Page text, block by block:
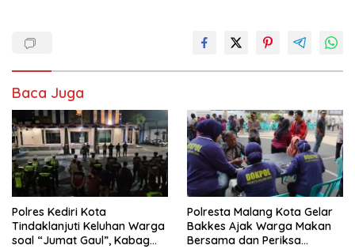
Baca Juga
Polres Kediri Kota
Tindaklanjuti Keluhan Warga
soal “Jumat Gaul”, Kabag
Polresta Malang Kota Gelar
Bakkes Ajak Warga Makan
Bersama dan Periksa